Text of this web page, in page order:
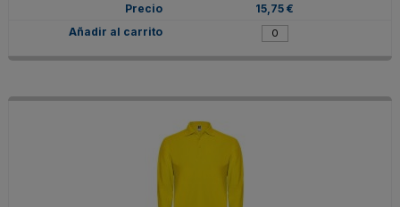
15,75 €